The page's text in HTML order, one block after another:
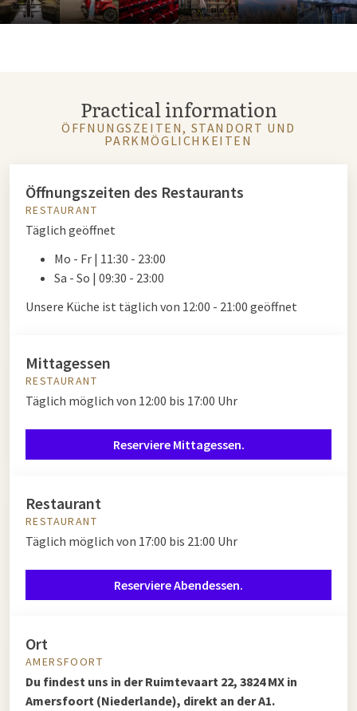
Practical information
ÖFFNUNGSZEITEN, STANDORT UND
PARKMÖGLICHKEITEN
Öffnungszeiten des Restaurants
RESTAURANT
Täglich geöffnet
Mo - Fr | 11:30 - 23:00
Sa - So | 09:30 - 23:00
Unsere Küche ist täglich von 12:00 - 21:00 geöffnet
Mittagessen
RESTAURANT
Täglich möglich von 12:00 bis 17:00 Uhr
Reserviere Mittagessen.
Restaurant
RESTAURANT
Täglich möglich von 17:00 bis 21:00 Uhr
Reserviere Abendessen.
Ort
AMERSFOORT
Du findest uns in der Ruimtevaart 22, 3824 MX in
Amersfoort (Niederlande), direkt an der A1.